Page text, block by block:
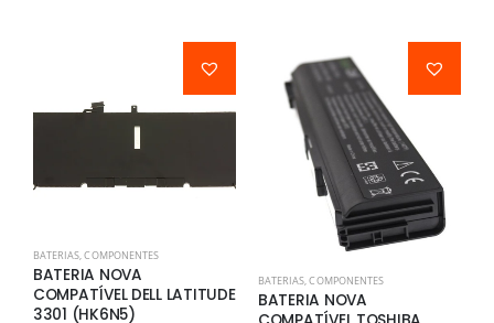
BATERIAS,COMPONENTES
BATERIA NOVA
COMPATÍVEL DELL LATITUDE
3301 (HK6N5)
BATERIAS,COMPONENTES
BATERIA NOVA